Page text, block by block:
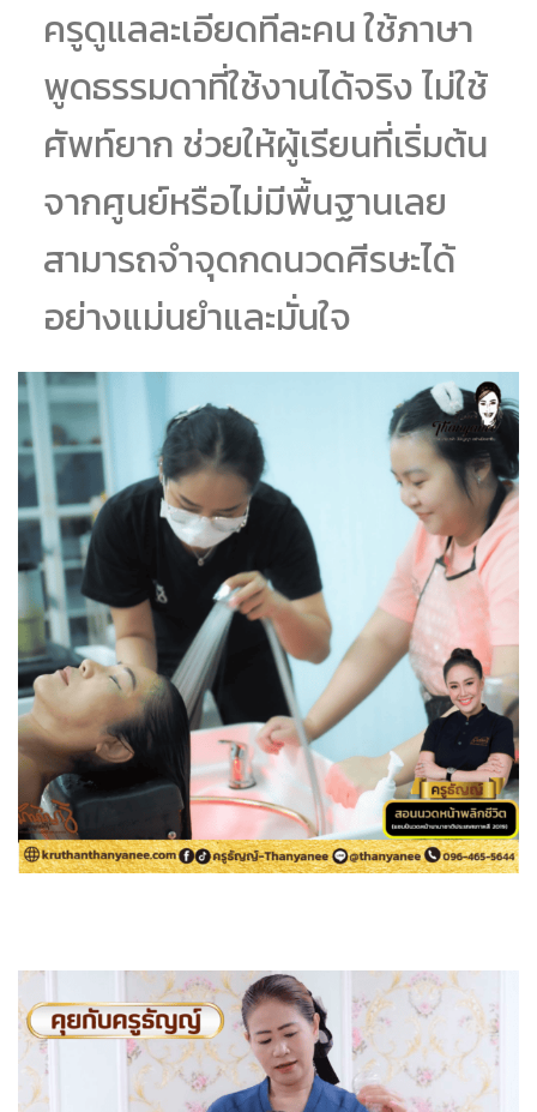
ครูดูแลละเอียดทีละคน ใช้ภาษา
พูดธรรมดาที่ใช้งานได้จริง ไม่ใช้
ศัพท์ยาก ช่วยให้ผู้เรียนที่เริ่มต้น
จากศูนย์หรือไม่มีพื้นฐานเลย
สามารถจำจุดกดนวดศีรษะได้
อย่างแม่นยำและมั่นใจ